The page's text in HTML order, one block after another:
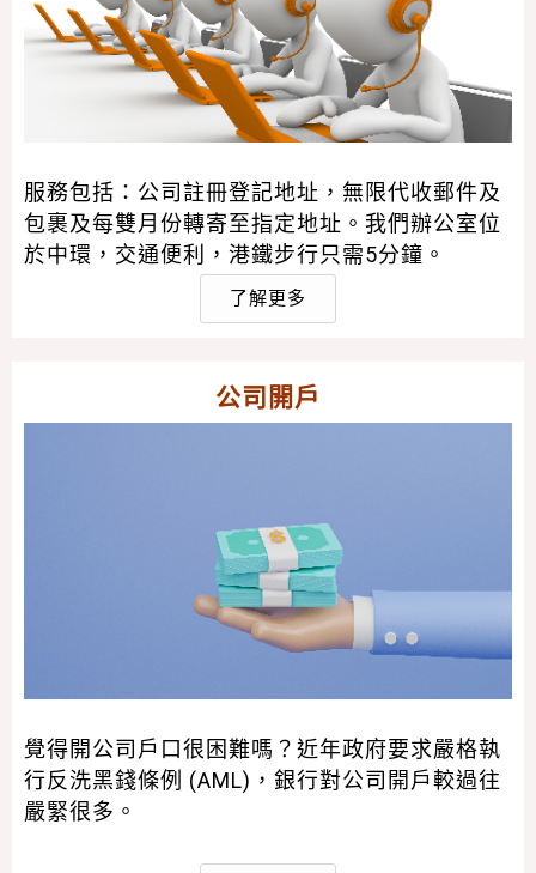
服務包括：公司註冊登記地址，無限代收郵件及
包裹及每雙月份轉寄至指定地址。我們辦公室位
於中環，交通便利，港鐵步行只需5分鐘。
了解更多
公司開戶
覺得開公司戶口很困難嗎？近年政府要求嚴格執
行反洗黑錢條例 (AML)，銀行對公司開戶較過往
嚴緊很多。